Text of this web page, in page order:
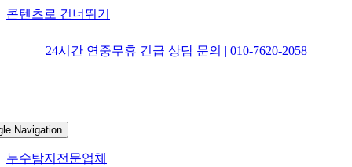
콘텐츠로 건너뛰기
24시간 연중무휴 긴급 상담 문의 | 010-7620-2058
Navigation
누수탐지전문업체